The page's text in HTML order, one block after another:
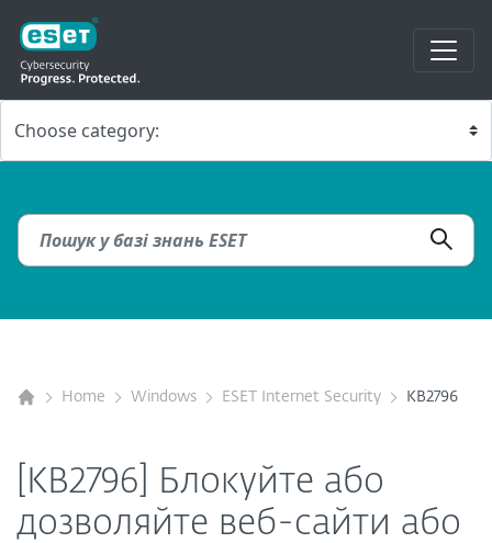
Home Windows ESET Internet Security KB2796
[KB2796] Блокуйте або
дозволяйте веб-сайти або